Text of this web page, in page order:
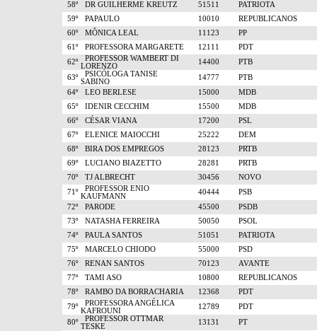
58º
DR GUILHERME KREUTZ 51511
PATRIOTA
59º
PAPAULO 10010
REPUBLICANOS
60º
MÔNICA LEAL 11123
PP
61º
PROFESSORA MARGARETE 12111
PDT
62º
PROFESSOR WAMBERT DI
LORENZO
14400
PTB
63º
PSICÓLOGA TANISE
SABINO
14777
PTB
64º
LEO BERLESE 15000
MDB
65º
IDENIR CECCHIM 15500
MDB
66º
CÉSAR VIANA 17200
PSL
67º
ELENICE MAIOCCHI 25222
DEM
68º
BIRA DOS EMPREGOS 28123
PRTB
69º
LUCIANO BIAZETTO 28281
PRTB
70º
TJ ALBRECHT 30456
NOVO
71º
PROFESSOR ENIO
KAUFMANN
40444
PSB
72º
PARODE 45500
PSDB
73º
NATASHA FERREIRA 50050
PSOL
74º
PAULA SANTOS 51051
PATRIOTA
75º
MARCELO CHIODO 55000
PSD
76º
RENAN SANTOS 70123
AVANTE
77º
TAMI ASO 10800
REPUBLICANOS
78º
RAMBO DA BORRACHARIA 12368
PDT
79º
PROFESSORA ANGÉLICA
KAFROUNI
12789
PDT
80º
PROFESSOR OTTMAR
TESKE
13131
PT